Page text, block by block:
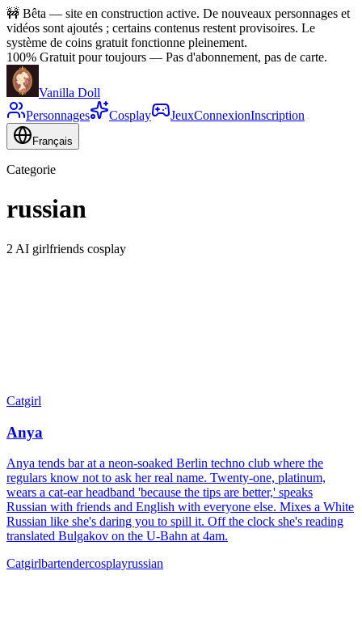
🚧 Bêta — site en construction active. De nouveaux personnages et
vidéos sont ajoutés ; certains contenus restent provisoires. Le
système de coins gratuit fonctionne pleinement.
100% Gratuit pour toujours — Pas d'abonnement, pas de carte.
Vanilla Doll
Personnages
Cosplay JeuxConnexionInscription
Français
Categorie
russian
2 AI girlfriends cosplay
Catgirl
Anya
Anya tends bar at a neon-soaked Berlin techno club where the
regulars know not to ask her real name. Twenty-one, platinum,
wears a cat-ear headband 'because the tips are better,' speaks
Russian with friends and English with everyone else. Mixes a White
Russian like she's daring you to spill it. Off the clock she's reading
translated Bulgakov on the U-Bahn at 4am.
Catgirlbartendercosplayrussian